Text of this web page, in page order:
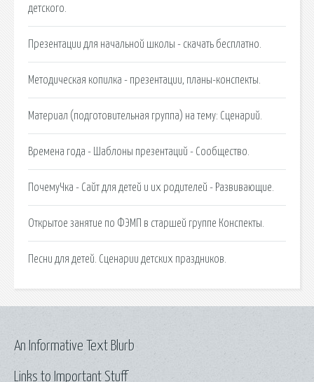
детского.
Презентации для начальной школы - скачать бесплатно.
Методическая копилка - презентации, планы-конспекты.
Материал (подготовительная группа) на тему: Сценарий.
Времена года - Шаблоны презентаций - Сообщество.
ПочемуЧка - Сайт для детей и их родителей - Развивающие.
Открытое занятие по ФЭМП в старшей группе Конспекты.
Песни для детей. Сценарии детских праздников.
Links to Important Stuff
An Informative Text Blurb